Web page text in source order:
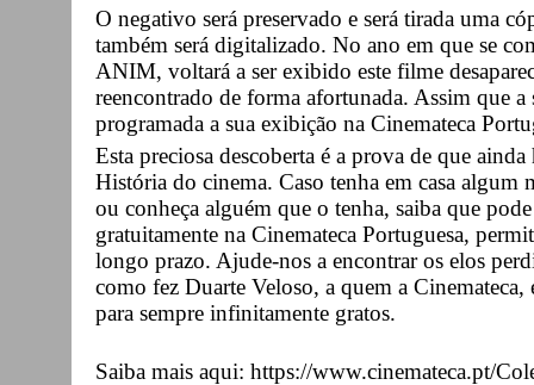
O negativo será preservado e será tirada uma
também será digitalizado. No ano em que se
ANIM, voltará a ser exibido este filme
reencontrado de forma afortunada. Assim que a
programada a sua exibição na Cinemateca
Esta preciosa descoberta é a prova de que
História do cinema. Caso tenha em casa
ou conheça alguém que o tenha, saiba que
gratuitamente na Cinemateca Portuguesa,
longo prazo. Ajude-nos a encontrar os elos
como fez Duarte Veloso, a quem a
para sempre infinitamente gratos.
Saiba mais aqui: https://www.cinemateca.pt/